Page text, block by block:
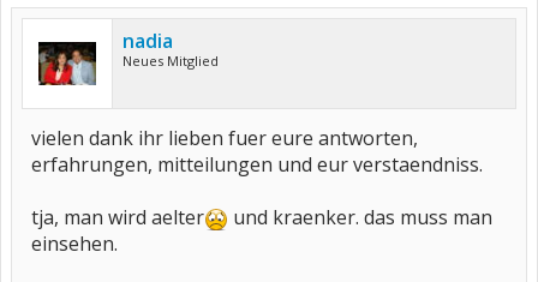
nadia
Neues Mitglied
vielen dank ihr lieben fuer eure antworten,
erfahrungen, mitteilungen und eur verstaendniss.
tja, man wird aelter
und kraenker. das muss man
einsehen.